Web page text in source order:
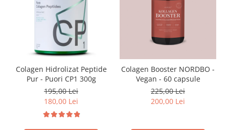
Colagen Hidrolizat Peptide
Pur - Puori CP1 300g
195,00 Lei
180,00 Lei
Colagen Booster NORDBO -
Vegan - 60 capsule
225,00 Lei
200,00 Lei